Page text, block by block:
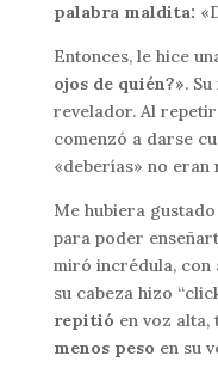
palabra maldita:
Entonces, le hice
ojos de quién?».
revelador. Al
comenzó a darse
«deberías» no eran
Me hubiera gustado
para poder
miró incrédula, con
su cabeza hizo
repitió en voz alta,
menos peso en su